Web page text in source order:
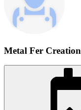
Metal Fer Creation